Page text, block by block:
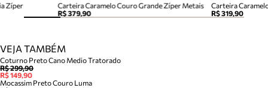
Carteira Caramelo Couro Grande Zíper Metais
R$ 379,90
Carteira
R$ 319,90
Zíper
VEJA TAMBÉM
Coturno Preto Cano Medio Tratorado
R$ 299,90
R$ 149,90
Mocassim Preto Couro Luma